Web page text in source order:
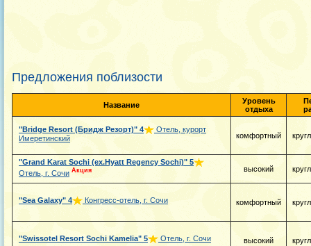
Предложения поблизости
Название
Уровень
отдыха
"Bridge Resort (Бридж Резорт)" 4
Отель, курорт
Имеретинский
комфортный
"Grand Karat Sochi (ex.Hyatt Regency Sochi)" 5
Отель, г. Сочи Акция высокий
"Sea Galaxy" 4 Конгресс-отель, г. Сочи комфортный
"Swissotel Resort Sochi Kamelia" 5 Отель, г. Сочи высокий